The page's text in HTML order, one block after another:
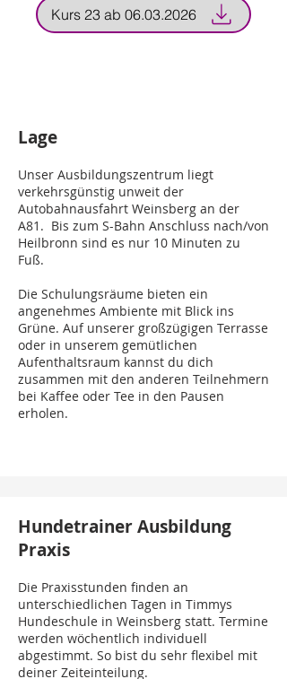
Kurs 23 ab 06.03.2026
Lage
Unser Ausbildungszentrum liegt
verkehrsgünstig unweit der
Autobahnausfahrt Weinsberg an der
A81. Bis zum S-Bahn Anschluss nach/von
Heilbronn sind es nur 10 Minuten zu
Fuß.
Die Schulungsräume bieten ein
angenehmes Ambiente mit Blick ins
Grüne. Auf unserer großzügigen Terrasse
oder in unserem gemütlichen
Aufenthaltsraum kannst du dich
zusammen mit den anderen Teilnehmern
bei Kaffee oder Tee in den Pausen
erholen.
Hundetrainer Ausbildung
Praxis
Die Praxisstunden finden an
unterschiedlichen Tagen in Timmys
Hundeschule in Weinsberg statt. Termine
werden wöchentlich individuell
abgestimmt. So bist du sehr flexibel mit
deiner Zeiteinteilung.